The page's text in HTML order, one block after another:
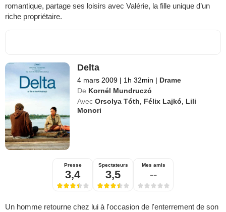
romantique, partage ses loisirs avec Valérie, la fille unique d’un
riche propriétaire.
Delta
4 mars 2009 | 1h 32min | Drame
De Kornél Mundruczó
Avec Orsolya Tóth Félix Lajkó
Lili
Monori
Presse
3,4
Spectateurs
3,5
Mes amis
--
Un homme retourne chez lui à l'occasion de l'enterrement de son